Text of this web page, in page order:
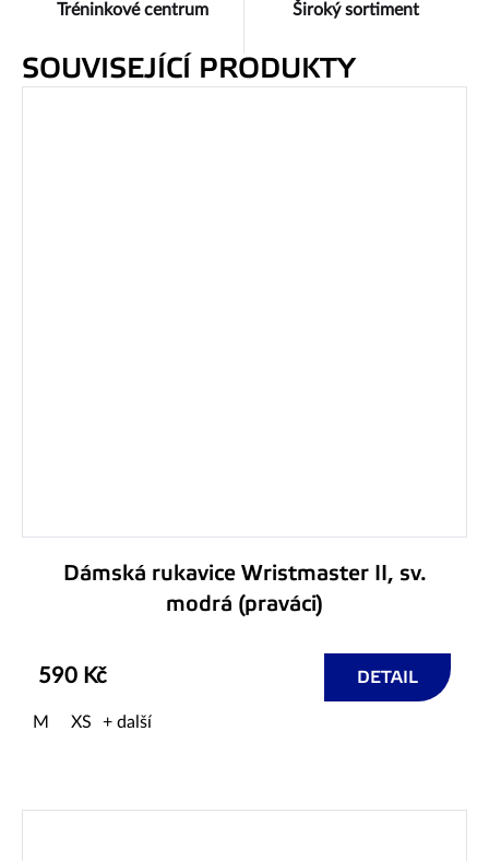
Tréninkové centrum Široký sortiment
SOUVISEJÍCÍ PRODUKTY
Dámská rukavice Wristmaster II, sv.
modrá (praváci)
590 Kč DETAIL
M XS + další